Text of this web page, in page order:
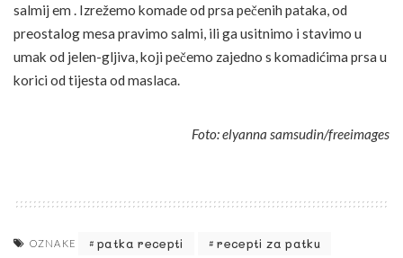
salmij em . Izrežemo komade od prsa pečenih pataka, od
preostalog mesa pravimo salmi, ili ga usitnimo i stavimo u
umak od jelen-gljiva, koji pečemo zajedno s komadićima prsa u
korici od tijesta od maslaca.
Foto: elyanna samsudin/freeimages
OZNAKE patka recepti recepti za patku